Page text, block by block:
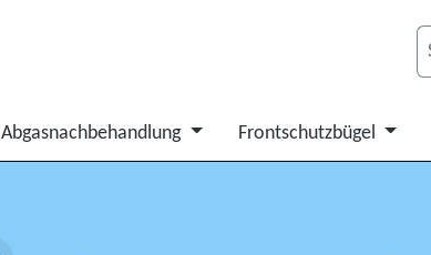
Abgasnachbehandlung Frontschutzbügel